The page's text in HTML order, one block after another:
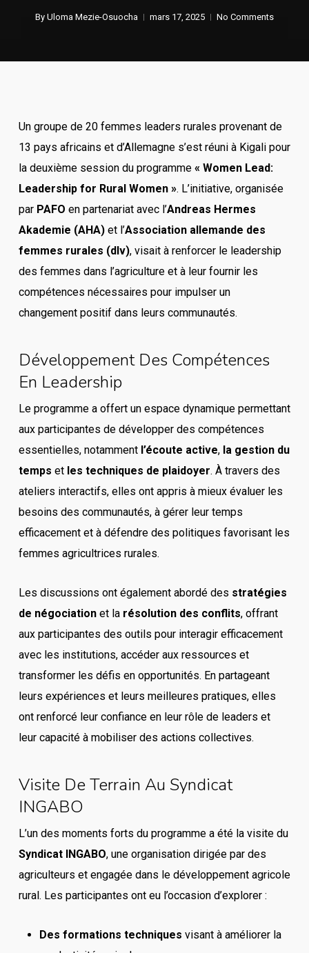
By Uloma Mezie-Osuocha mars 17, 2025 No Comments
Un groupe de 20 femmes leaders rurales provenant de
13 pays africains et d’Allemagne s’est réuni à Kigali pour
la deuxième session du programme « Women Lead:
Leadership for Rural Women ». L’initiative, organisée
par PAFO en partenariat avec l’Andreas Hermes
Akademie (AHA)et l’Association allemande des
femmes rurales (dlv), visait à renforcer le leadership
des femmes dans l’agriculture et à leur fournir les
compétences nécessaires pour impulser un
changement positif dans leurs communautés.
Développement Des Compétences
En Leadership
Le programme a offert un espace dynamique permettant
aux participantes de développer des compétences
essentielles, notamment l’écoute active, la gestion du
temps et les techniques de plaidoyer. À travers des
ateliers interactifs, elles ont appris à mieux évaluer les
besoins des communautés, à gérer leur temps
efficacement et à défendre des politiques favorisant les
femmes agricultrices rurales.
Les discussions ont également abordé des stratégies
de négociationet la résolution des conflits, offrant
aux participantes des outils pour interagir efficacement
avec les institutions, accéder aux ressources et
transformer les défis en opportunités. En partageant
leurs expériences et leurs meilleures pratiques, elles
ont renforcé leur confiance en leur rôle de leaders et
leur capacité à mobiliser des actions collectives.
Visite De Terrain Au Syndicat
INGABO
L’un des moments forts du programme a été la visite du
Syndicat INGABO, une organisation dirigée par des
agriculteurs et engagée dans le développement agricole
rural. Les participantes ont eu l’occasion d’explorer :
Des formations techniques visant à améliorer la